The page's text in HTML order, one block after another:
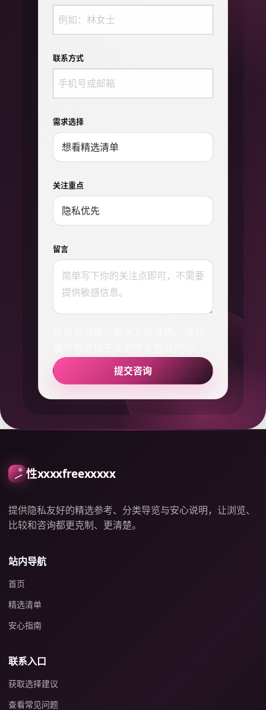
联系方式
需求选择
关注重点
留言
提交咨询
性xxxxfreexxxxx
提供隐私友好的精选参考、分类导览与安心说明，让浏览、
比较和咨询都更克制、更清楚。
站内导航
首页
精选清单
安心指南
联系入口
获取选择建议
查看常见问题